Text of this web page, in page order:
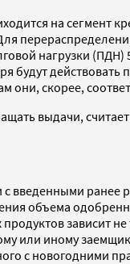
на сегмент
нагрузки
будут
они, скорее,
выдачи,
с введенными
объема
зависит
или иному
с новогодними